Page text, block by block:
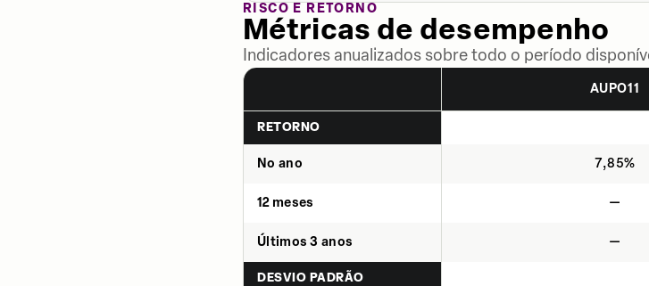
RISCO E RETORNO
Métricas de desempenho
Indicadores anualizados sobre todo o período
AUPO11
RETORNO
No ano 7,85%
12 meses —
Últimos 3 anos —
DESVIO PADRÃO